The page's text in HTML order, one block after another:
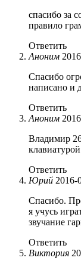
спасибо за
правило
Ответить
Аноним
Спасибо
написано и
Ответить
Аноним
Владимир
Ответить
Юрий 2016-
Спасибо.
я учусь
звучание
Ответить
Виктория